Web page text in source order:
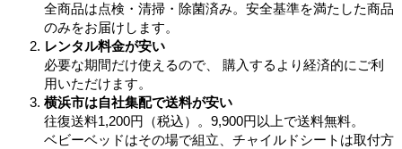
全商品は点検・清掃・除菌済み。安全基準を満たした商品
のみをお届けします。
レンタル料金が安い
必要な期間だけ使えるので、 購入するより経済的にご利
用いただけます。
横浜市は自社集配で送料が安い
往復送料1,200円（税込）。9,900円以上で送料無料。
ベビーベッドはその場で組立、チャイルドシートは取付方